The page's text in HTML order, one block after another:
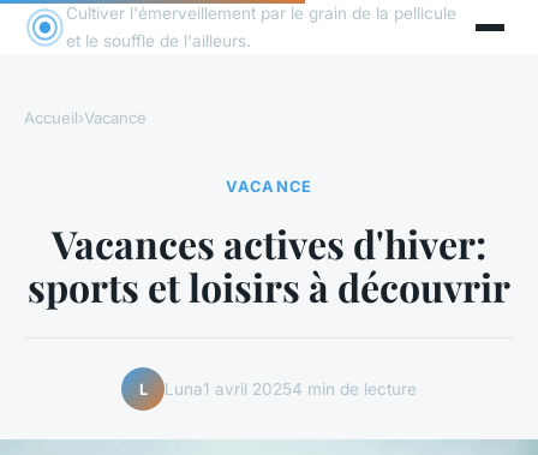
Cultiver l'émerveillement par le grain de la pellicule
et le souffle de l'ailleurs.
Accueil›Vacance
VACANCE
Vacances actives d'hiver:
sports et loisirs à découvrir
L Luna1 avril 20254 min de lecture